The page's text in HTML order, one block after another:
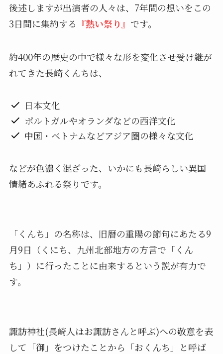
後述しますが出演者の人々は、7年間の想いをこの
3日間に集約する 『熱い祭り』 です。
約400年の歴史の中で様々な形を変化させ受け継が
れてきた長崎くんちは、
日本文化
ポルトガルやオランダなどの西洋文化
中国・ベトナムなどアジア圏の様々な文化
などが色濃く混ざった、いかにも長崎らしい異国
情緒あふれる祭りです。
「くんち」の名称は、旧暦の重陽の節句にあたる9
月9日（くにち、九州北部地方の方言で「くん
ち」）に行ったことに由来するという説が有力で
す。
諏訪神社(長崎人はお諏訪さんと呼ぶ)への敬意を表
して「御」をつけたことから「おくんち」と呼ば